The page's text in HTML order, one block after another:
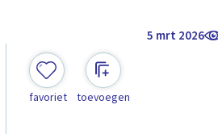
5 mrt 2026
favoriet toevoegen